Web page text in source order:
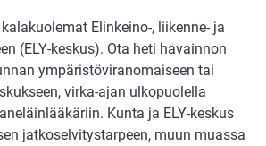
Elinkeino-, liikenne- ja
(ELY-keskus). Ota heti havainnon
ympäristöviranomaiseen tai
virka-ajan ulkopuolella
Kunta ja ELY-keskus
jatkoselvitystarpeen, muun muassa